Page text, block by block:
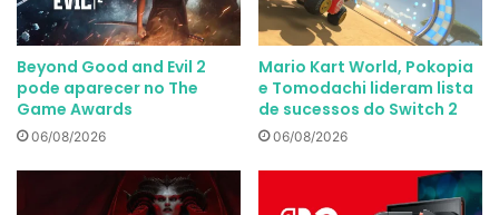
Beyond Good and Evil 2
pode aparecer no The
Game Awards
06/08/2026
Mario Kart World, Pokopia
e Tomodachi lideram lista
de sucessos do Switch 2
06/08/2026